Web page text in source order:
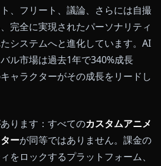
、フリート、議論、さらには自撮
完全に実現されたパーソナリティ
システムへと進化しています。AI
ル市場は過去1年で340%成長
ャラクターがその成長をリードし
ります：すべてのカスタムアニメ
ーが同等ではありません。課金の
をロックするプラットフォーム、